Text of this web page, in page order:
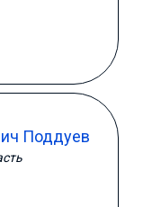
Поддуев